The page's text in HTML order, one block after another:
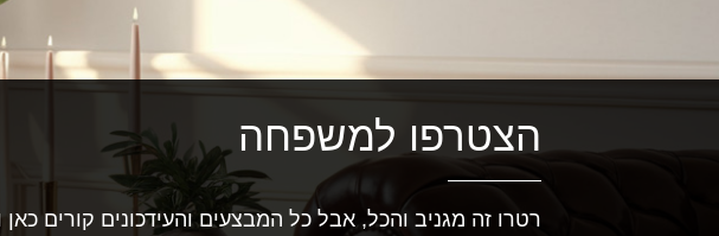
הצטרפו למשפחה
רטרו זה מגניב והכל, אבל כל המבצעים והעידכונים קורים כאן